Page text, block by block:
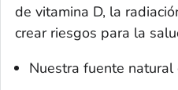
de vitamina D, la
crear riesgos para la
Nuestra fuente natural